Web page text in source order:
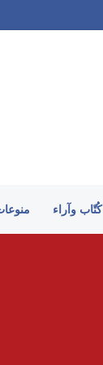
كُتّاب وآراء